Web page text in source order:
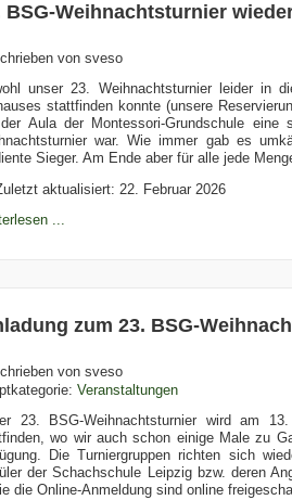
BSG-Weihnachtsturnier
von sveso
unser 23. Weihnachtsturnier leider in
stattfinden konnte (unsere
Aula der Montessori-Grundschule eine
war. Wie immer gab es
Sieger. Am Ende aber für alle jede
aktualisiert: 22. Februar 2026
...
zum 23. BSG-
von sveso
Veranstaltungen
23. BSG-Weihnachtsturnier wird am
wo wir auch schon einige Male zu
Die Turniergruppen richten sich
der Schachschule Leipzig bzw. deren
die Online-Anmeldung sind online